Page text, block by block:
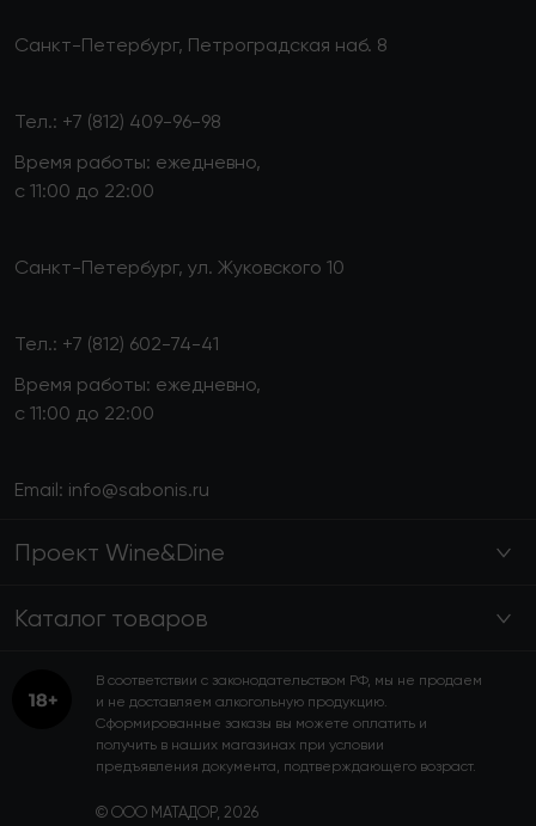
Санкт-Петербург, Петроградская наб. 8
Тел.: +7 (812) 409-96-98
Время работы: ежедневно,
с 11:00 до 22:00
Санкт-Петербург, ул. Жуковского 10
Тел.: +7 (812) 602-74-41
Время работы: ежедневно,
с 11:00 до 22:00
Email: info@sabonis.ru
Проект Wine&Dine
Каталог товаров
© ООО МАТАДОР, 2026
В соответствии с законодательством РФ, мы не продаем
и не доставляем алкогольную продукцию.
Сформированные заказы вы можете оплатить и
получить в наших магазинах при условии
предъявления документа, подтверждающего возраст.